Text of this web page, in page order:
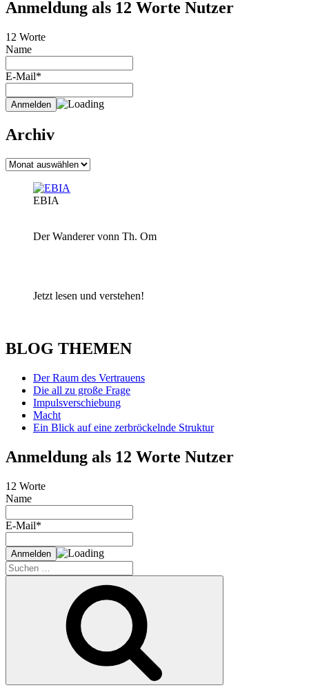
Anmeldung als 12 Worte Nutzer
12 Worte
Name
E-Mail*
Archiv
Archiv
EBIA
Der Wanderer vonn Th. Om
Jetzt lesen und verstehen!
BLOG THEMEN
Der Raum des Vertrauens
Die all zu große Frage
Impulsverschiebung
Macht
Ein Blick auf eine zerbröckelnde Struktur
Anmeldung als 12 Worte Nutzer
12 Worte
Name
E-Mail*
Suche
nach: